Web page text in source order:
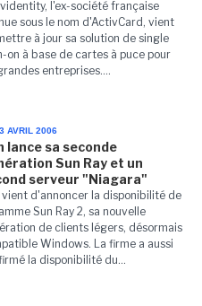
l'ex-société française
sous le nom d'ActivCard, vient
à jour sa solution de single
on à base de cartes à puce pour
entreprises....
AVRIL 2006
lance sa seconde
Sun Ray et un
serveur "Niagara"
vient d'annoncer la disponibilité de
Sun Ray 2, sa nouvelle
de clients légers, désormais
Windows. La firme a aussi
la disponibilité du...